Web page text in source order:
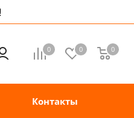
0 0 0
Контакты